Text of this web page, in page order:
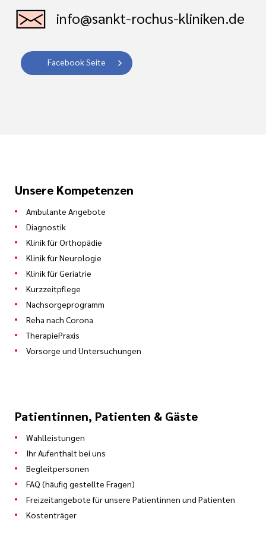
info@sankt-rochus-kliniken.de
Facebook Seite
Unsere Kompetenzen
Ambulante Angebote
Diagnostik
Klinik für Orthopädie
Klinik für Neurologie
Klinik für Geriatrie
Kurzzeitpflege
Nachsorgeprogramm
Reha nach Corona
TherapiePraxis
Vorsorge und Untersuchungen
Patientinnen, Patienten & Gäste
Wahlleistungen
Ihr Aufenthalt bei uns
Begleitpersonen
FAQ (häufig gestellte Fragen)
Freizeitangebote für unsere Patientinnen und Patienten
Kostenträger